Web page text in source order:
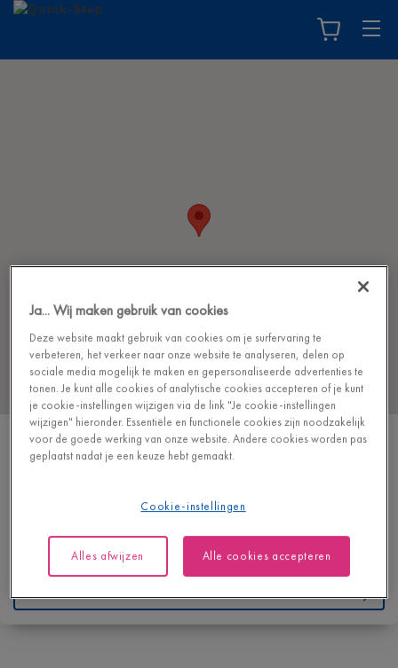
VAN DER POORTEN BVBA
ONZE-LIEVE-VROUWSTRAAT 61
BELGIQUE
T +32 15422401
https://vanderpoorteninterieur.be/
Contacteer ons
Ja... Wij maken gebruik van cookies
Deze website maakt gebruik van cookies om je surfervaring te
verbeteren, het verkeer naar onze website te analyseren, delen op
sociale media mogelijk te maken en gepersonaliseerde advertenties te
tonen. Je kunt alle cookies of analytische cookies accepteren of je kunt
je cookie-instellingen wijzigen via de link "Je cookie-instellingen
wijzigen" hieronder. Essentiële en functionele cookies zijn noodzakelijk
voor de goede werking van onze website. Andere cookies worden pas
geplaatst nadat je een keuze hebt gemaakt.
Cookie-instellingen
Alles afwijzen Alle cookies accepteren